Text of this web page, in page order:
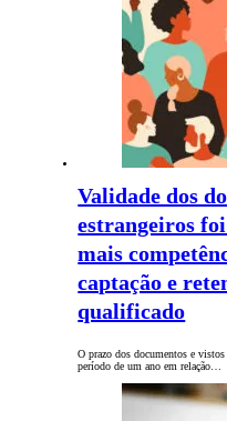
Validade dos
estrangeiros
mais
captação e
qualificado
O prazo dos documentos e
período de um ano em relação…